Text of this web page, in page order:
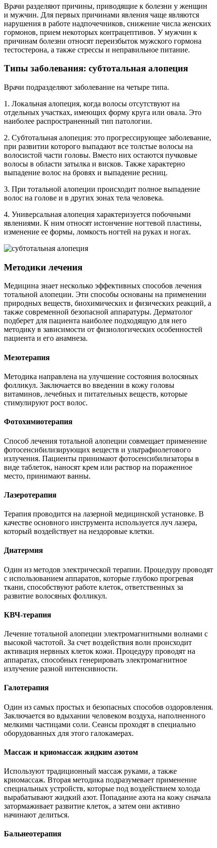
Врачи разделяют причины, приводящие к болезни у женщин
и мужчин. Для первых причинами явления чаще являются
нарушения в работе надпочечников, снижение числа женских
гормонов, прием некоторых контрацептивов. У мужчин к
причинам болезни относят переизбыток мужского гормона
тестостерона, а также стрессы и неправильное питание.
Типы заболевания: субтотальная алопеция
Врачи подразделяют заболевание на четыре типа.
1. Локальная алопеция, когда волосы отсутствуют на
отдельных участках, имеющих форму круга или овала. Это
наиболее распространенный тип патологии.
2. Субтотальная алопеция: это прогрессирующее заболевание,
при развитии которого выпадают все толстые волосы на
волосистой части головы. Вместо них остаются пучковые
волосы в области затылка и висков. Также характерно
выпадение волос на бровях и выпадение ресниц.
3. При тотальной алопеции происходит полное выпадение
волос на голове и в других зонах тела человека.
4. Универсальная алопеция характеризуется побочными
явлениями. К ним относят истончение ногтевой пластины,
изменение ее формы, ломкость ногтей на руках и ногах.
Методики лечения
Медицина знает несколько эффективных способов лечения
тотальной алопеции. Эти способы основаны на применении
природных веществ, биохимических и физических реакций, а
также современной безопасной аппаратуры. Дерматолог
подберет для пациента наиболее подходящую для него
методику в зависимости от физиологических особенностей
пациента и его анамнеза.
Мезотерапия
Методика направлена на улучшение состояния волосяных
фолликул. Заключается во введении в кожу головы
витаминов, лечебных и питательных веществ, которые
стимулируют рост волос.
Фотохимиотерапия
Способ лечения тотальной алопеции совмещает применение
фотосенсибилизирующих веществ и ультрафиолетового
излучения. Пациенты принимают фотосенсибилизаторы в
виде таблеток, наносят крем или раствор на пораженное
место, принимают ванны.
Лазеротерапия
Терапия проводится на лазерной медицинской установке. В
качестве основного инструмента используется луч лазера,
который воздействует на нездоровые клетки.
Диатермия
Один из методов электрической терапии. Процедуру проводят
с использованием аппаратов, которые глубоко прогревая
ткани, способствуют работе клеток, ответственных за
развитие волосяных фолликул.
КВЧ-терапия
Лечение тотальной алопеции электромагнитными волнами с
высокой частотой. За счет воздействия волн происходит
активация нервных клеток кожи. Процедуру проводят на
аппаратах, способных генерировать электромагнитное
излучение разной интенсивности.
Галотерапия
Один из самых простых и безопасных способов оздоровления.
Заключается во вдыхании человеком воздуха, наполненного
мелкими частицами соли. Сеансы проходят в специально
оборудованных для этого галокамерах.
Массаж и криомассаж жидким азотом
Используют традиционный массаж руками, а также
криомассаж. Вторая методика подразумевает применение
специальных устройств, которые под воздействием холода
вырабатывают жидкий азот. Попадание азота на кожу сначала
затормаживает развитие клеток, а затем они активно
начинают делиться.
Бальнеотерапия